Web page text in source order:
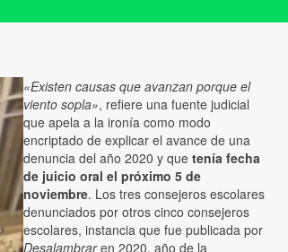
«Existen causas que avanzan porque el
viento sopla», refiere una fuente judicial
que apela a la ironía como modo
encriptado de explicar el avance de una
denuncia del año 2020 y que tenía fecha
de juicio oral el próximo 5 de
noviembre. Los tres consejeros escolares
denunciados por otros cinco consejeros
escolares, instancia que fue publicada por
Desalambraren 2020, año de la